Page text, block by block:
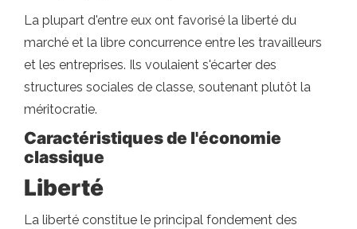
La plupart d'entre eux ont favorisé la liberté du
marché et la libre concurrence entre les travailleurs
et les entreprises. Ils voulaient s'écarter des
structures sociales de classe, soutenant plutôt la
méritocratie.
Caractéristiques de l'économie
classique
Liberté
La liberté constitue le principal fondement des